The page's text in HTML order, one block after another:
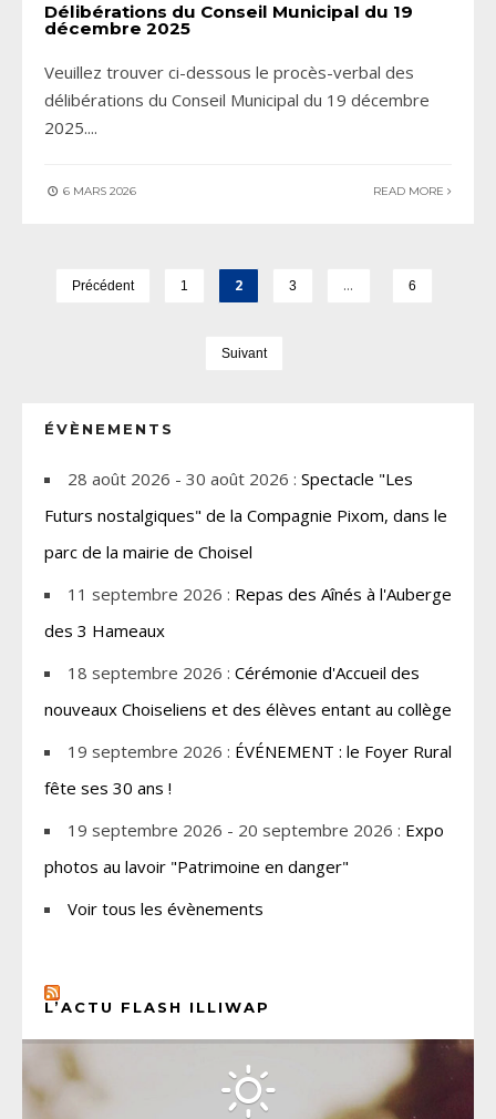
Délibérations du Conseil Municipal du 19
décembre 2025
Veuillez trouver ci-dessous le procès-verbal des
délibérations du Conseil Municipal du 19 décembre
2025....
6 MARS 2026 READ MORE
Précédent 1 2 3 … 6
Suivant
ÉVÈNEMENTS
28 août 2026 - 30 août 2026 : Spectacle "Les
Futurs nostalgiques" de la Compagnie Pixom, dans le
parc de la mairie de Choisel
11 septembre 2026 : Repas des Aînés à l'Auberge
des 3 Hameaux
18 septembre 2026 : Cérémonie d'Accueil des
nouveaux Choiseliens et des élèves entant au collège
19 septembre 2026 : ÉVÉNEMENT : le Foyer Rural
fête ses 30 ans !
19 septembre 2026 - 20 septembre 2026 : Expo
photos au lavoir "Patrimoine en danger"
Voir tous les évènements
L’ACTU FLASH ILLIWAP